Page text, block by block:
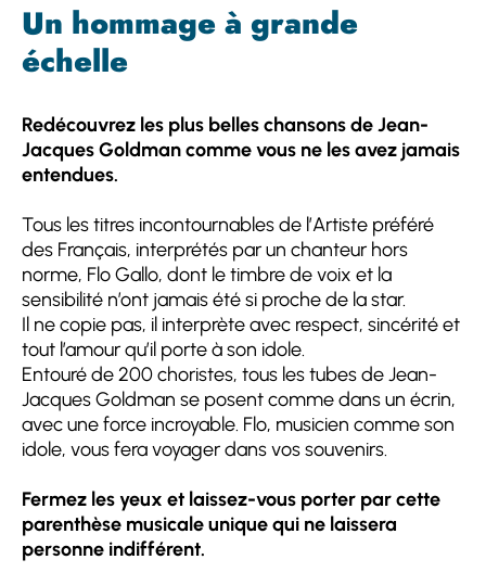
Un hommage à grande
échelle
Redécouvrez les plus belles chansons de Jean-
Jacques Goldman comme vous ne les avez jamais
entendues.
Tous les titres incontournables de l’Artiste préféré
des Français, interprétés par un chanteur hors
norme, Flo Gallo, dont le timbre de voix et la
sensibilité n’ont jamais été si proche de la star.
Il ne copie pas, il interprète avec respect, sincérité et
tout l’amour qu’il porte à son idole.
Entouré de 200 choristes, tous les tubes de Jean-
Jacques Goldman se posent comme dans un écrin,
avec une force incroyable. Flo, musicien comme son
idole, vous fera voyager dans vos souvenirs.
Fermez les yeux et laissez-vous porter par cette
parenthèse musicale unique qui ne laissera
personne indifférent.